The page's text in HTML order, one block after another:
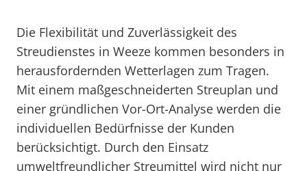
Die Flexibilität und Zuverlässigkeit des
Streudienstes in Weeze kommen besonders in
herausfordernden Wetterlagen zum Tragen.
Mit einem maßgeschneiderten Streuplan und
einer gründlichen Vor-Ort-Analyse werden die
individuellen Bedürfnisse der Kunden
berücksichtigt. Durch den Einsatz
umweltfreundlicher Streumittel wird nicht nur